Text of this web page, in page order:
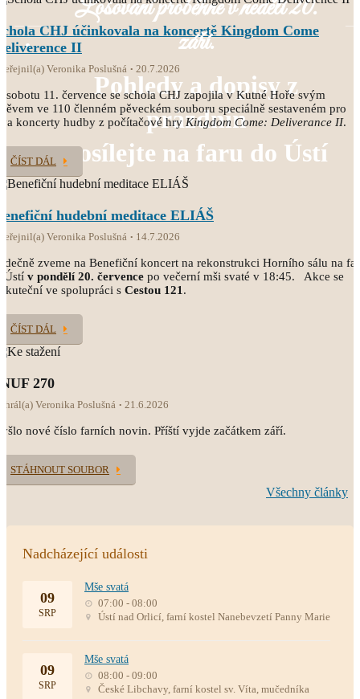
Losování proběhne v neděli 20.
září.
Pohledy a dopisy z
prázdnin
posílejte na faru do Ústí
CHJ účinkovala na koncertě Kingdom Come
II
Veronika Poslušná 20.7.2026
sobotu 11. července se schola CHJ zapojila v Kutné Hoře svým
ve 110 členném pěveckém souboru speciálně sestaveném pro
koncerty hudby z počítačové hry Kingdom Come: Deliverance II.
ČÍST DÁL
hudební meditace ELIÁŠ
Veronika Poslušná 14.7.2026
zveme na Benefiční koncert na rekonstrukci Horního sálu na
Ústí v pondělí 20. července po večerní mši svaté v 18:45. Akce se
ve spolupráci s Cestou 121 .
ČÍST DÁL
270
Veronika Poslušná 21.6.2026
nové číslo farních novin. Příští vyjde začátkem září.
STÁHNOUT SOUBOR
Všechny články
Nadcházející události
09
SRP
Mše svatá
07:00 - 08:00
Ústí nad Orlicí, farní kostel Nanebevzetí Panny Marie
09
SRP
Mše svatá
08:00 - 09:00
České Libchavy, farní kostel sv. Víta, mučedníka